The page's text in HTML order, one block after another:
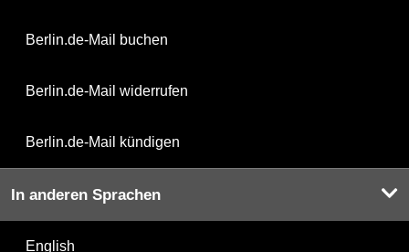
Berlin.de-Mail buchen
Berlin.de-Mail widerrufen
Berlin.de-Mail kündigen
In anderen Sprachen
English